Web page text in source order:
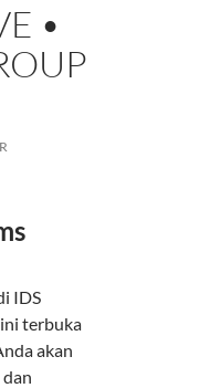
•
IDS
terbuka
akan